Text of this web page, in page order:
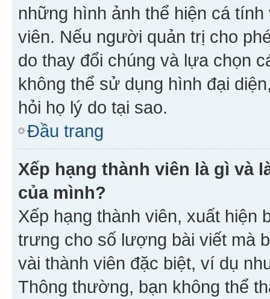
những hình ảnh thể hiện cá
viên. Nếu người quản trị cho
do thay đổi chúng và lựa chọn
không thể sử dụng hình đại
hỏi họ lý do tại sao.
Đầu trang
Xếp hạng thành viên là gì và
của mình?
Xếp hạng thành viên, xuất
trưng cho số lượng bài viết mà
vài thành viên đặc biệt, ví dụ
Thông thường, bạn không thể